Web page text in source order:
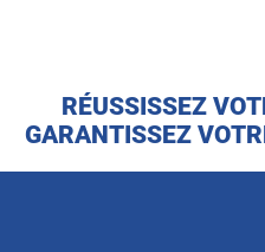
RÉUSSISSEZ
GARANTISSEZ